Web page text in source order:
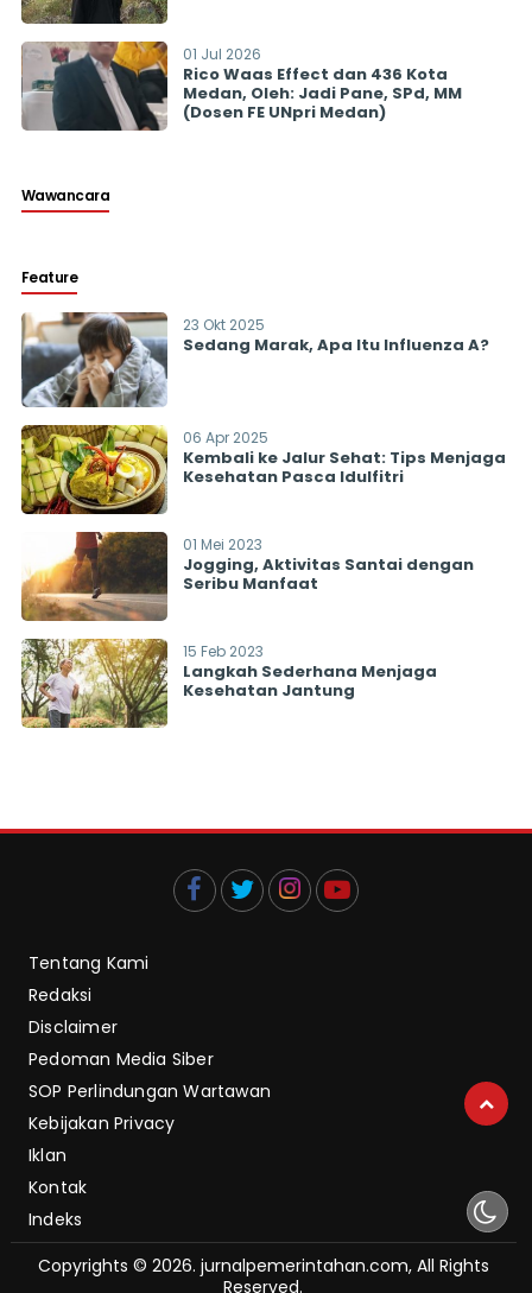
01 Jul 2026
Rico Waas Effect dan 436 Kota
Medan, Oleh: Jadi Pane, SPd, MM
(Dosen FE UNpri Medan)
Wawancara
Feature
23 Okt 2025
Sedang Marak, Apa Itu Influenza A?
06 Apr 2025
Kembali ke Jalur Sehat: Tips Menjaga
Kesehatan Pasca Idulfitri
01 Mei 2023
Jogging, Aktivitas Santai dengan
Seribu Manfaat
15 Feb 2023
Langkah Sederhana Menjaga
Kesehatan Jantung
Tentang Kami
Redaksi
Disclaimer
Pedoman Media Siber
SOP Perlindungan Wartawan
Kebijakan Privacy
Iklan
Kontak
Indeks
Copyrights © 2026. jurnalpemerintahan.com, All Rights
Reserved.